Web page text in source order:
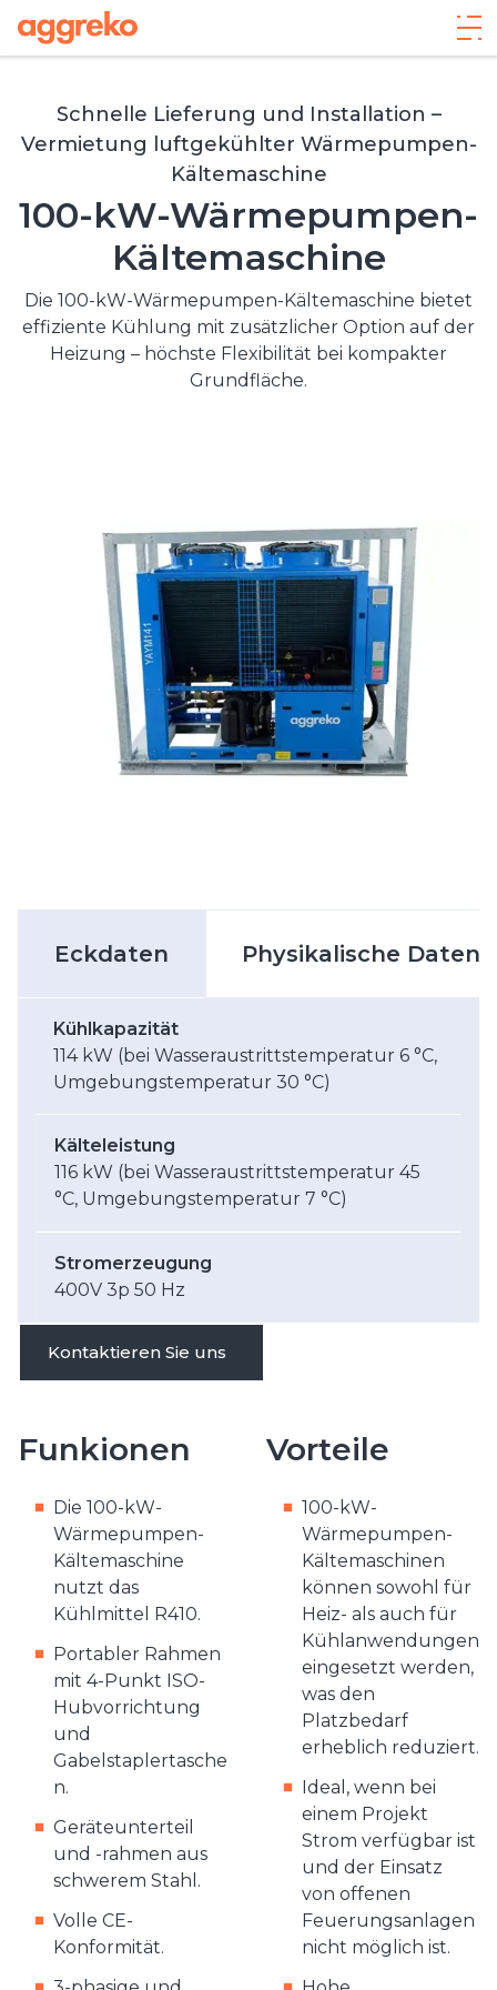
Schnelle Lieferung und Installation –
Vermietung luftgekühlter Wärmepumpen-
Kältemaschine
100-kW-Wärmepumpen-
Kältemaschine
Die 100-kW-Wärmepumpen-Kältemaschine bietet
effiziente Kühlung mit zusätzlicher Option auf der
Heizung – höchste Flexibilität bei kompakter
Grundfläche.
Eckdaten Physikalische Daten
Kühlkapazität
114 kW (bei Wasseraustrittstemperatur 6 °C,
Umgebungstemperatur 30 °C)
Kälteleistung
116 kW (bei Wasseraustrittstemperatur 45
°C, Umgebungstemperatur 7 °C)
Stromerzeugung
400V 3p 50 Hz
Kontaktieren Sie uns
Funkionen
Die 100-kW-
Wärmepumpen-
Kältemaschine
nutzt das
Kühlmittel R410.
Portabler Rahmen
mit 4-Punkt ISO-
Hubvorrichtung
und
Gabelstaplertasche
n.
Geräteunterteil
und -rahmen aus
schwerem Stahl.
Volle CE-
Konformität.
Vorteile
100-kW-
Wärmepumpen-
Kältemaschinen
können sowohl für
Heiz- als auch für
Kühlanwendungen
eingesetzt werden,
was den
Platzbedarf
erheblich reduziert.
Ideal, wenn bei
einem Projekt
Strom verfügbar ist
und der Einsatz
von offenen
Feuerungsanlagen
nicht möglich ist.